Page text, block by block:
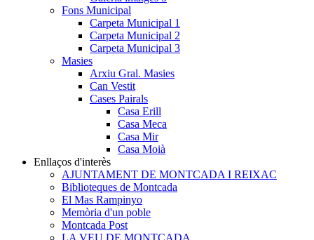
Fons Municipal
Carpeta Municipal 1
Carpeta Municipal 2
Carpeta Municipal 3
Masies
Arxiu Gral. Masies
Can Vestit
Cases Pairals
Casa Erill
Casa Meca
Casa Mir
Casa Moià
Enllaços d'interès
AJUNTAMENT DE MONTCADA I REIXAC
Biblioteques de Montcada
El Mas Rampinyo
Memòria d'un poble
Montcada Post
LA VEU DE MONTCADA